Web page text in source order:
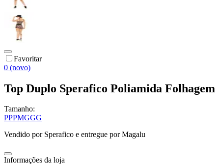
Favoritar
0 (novo)
Top Duplo Sperafico Poliamida Folhagem
Tamanho:
PPPMGGG
Vendido por Sperafico e entregue por Magalu
Informações da loja